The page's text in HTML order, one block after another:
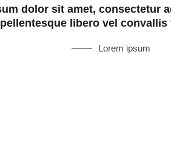
dolor sit amet, consectetur
pellentesque libero vel convallis
Lorem ipsum